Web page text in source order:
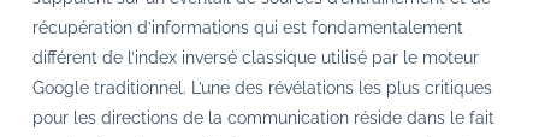
récupération d’informations qui est fondamentalement
différent de l’index inversé classique utilisé par le moteur
Google traditionnel. L’une des révélations les plus critiques
pour les directions de la communication réside dans le fait